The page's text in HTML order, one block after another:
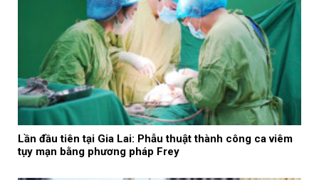
Lần đầu tiên tại Gia Lai: Phẫu thuật thành công ca viêm
tụy mạn bằng phương pháp Frey